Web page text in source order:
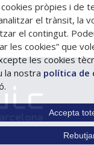
pròpies i de
el trànsit, la
el contingut.
les cookies” que
les cookies
la nostra política de
Accepta